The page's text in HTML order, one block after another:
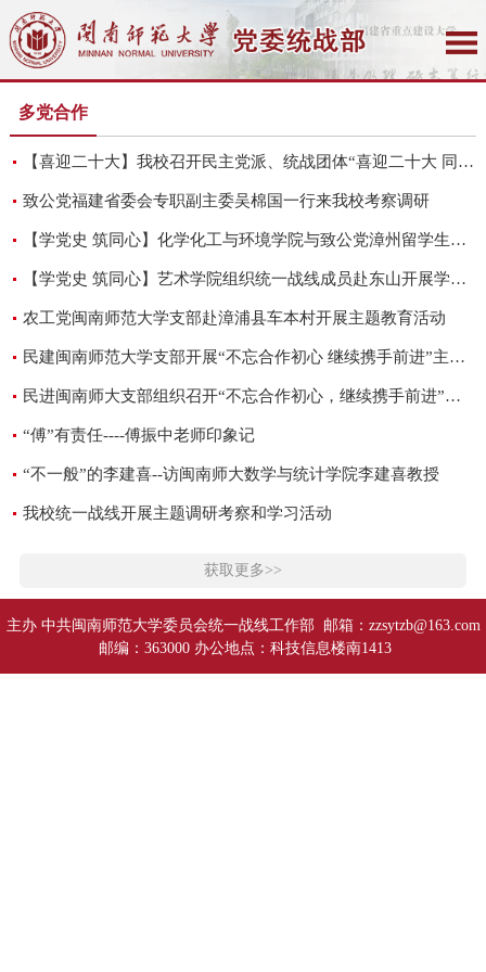
多党合作
【喜迎二十大】我校召开民主党派、统战团体“喜迎二十大 同心跟党走”座谈会
致公党福建省委会专职副主委吴棉国一行来我校考察调研
【学党史 筑同心】化学化工与环境学院与致公党漳州留学生支部开展党史学习教育共学共建活动
【学党史 筑同心】艺术学院组织统一战线成员赴东山开展学习调研活动
农工党闽南师范大学支部赴漳浦县车本村开展主题教育活动
民建闽南师范大学支部开展“不忘合作初心 继续携手前进”主题教育活动
民进闽南师大支部组织召开“不忘合作初心，继续携手前进”主题教育活动
“傅”有责任----傅振中老师印象记
“不一般”的李建喜--访闽南师大数学与统计学院李建喜教授
我校统一战线开展主题调研考察和学习活动
获取更多>>
主办 中共闽南师范大学委员会统一战线工作部 邮箱：zzsytzb@163.com
邮编：363000 办公地点：科技信息楼南1413